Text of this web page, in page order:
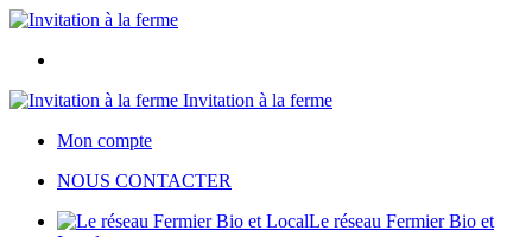
Invitation à la ferme
Mon compte
NOUS CONTACTER
Le réseau Fermier Bio et